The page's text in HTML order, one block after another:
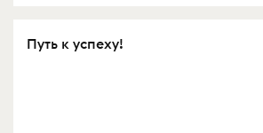
Путь к успеху!